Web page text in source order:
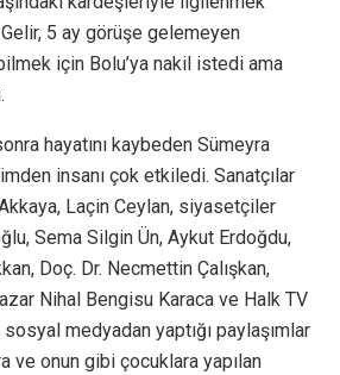
5 ay görüşe gelemeyen
için Bolu’ya nakil istedi ama
hayatını kaybeden Sümeyra
insanı çok etkiledi. Sanatçılar
Laçin Ceylan, siyasetçiler
Sema Silgin Ün, Aykut Erdoğdu,
Doç. Dr. Necmettin Çalışkan,
Nihal Bengisu Karaca ve Halk TV
medyadan yaptığı paylaşımlar
ve onun gibi çocuklara yapılan